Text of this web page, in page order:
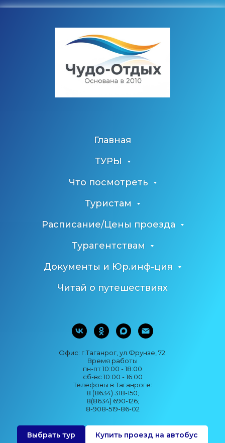
Главная
ТУРЫ
Что посмотреть
Туристам
Расписание/Цены проезда
Турагентствам
Документы и Юр.инф-ция
Читай о путешествиях
Офис: г.Таганрог, ул.Фрунзе, 72;
Время работы
пн-пт 10:00 - 18:00
сб-вс 10:00 - 16:00
Телефоны в Таганроге:
8 (8634) 318-150;
8(8634) 690-126;
8-908-519-86-02
Выбрать тур Купить проезд на автобус